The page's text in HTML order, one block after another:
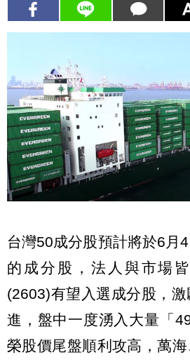
台灣50成分股預計將於6月
的成分股，法人與市場
(2603)有望入選成分股，
進，盤中一度湧入大量「
榮股價尾盤順利攻高，萬